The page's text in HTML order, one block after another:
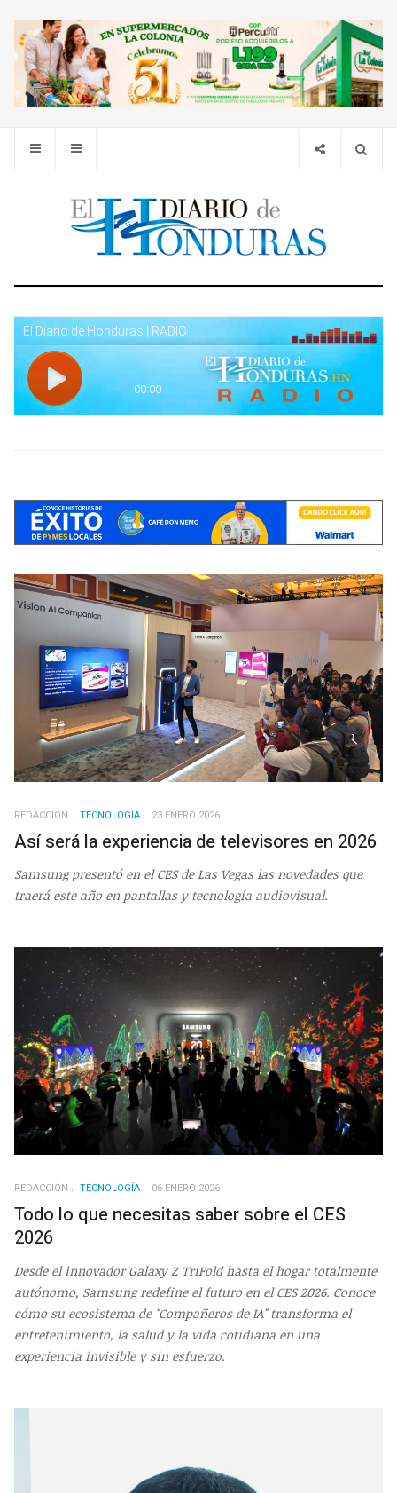
REDACCIÓN TECNOLOGÍA 23 ENERO 2026
Así será la experiencia de televisores en 2026
Samsung presentó en el CES de Las Vegas las novedades que
traerá este año en pantallas y tecnología audiovisual.
REDACCIÓN TECNOLOGÍA 06 ENERO 2026
Todo lo que necesitas saber sobre el CES
2026
Desde el innovador Galaxy Z TriFold hasta el hogar totalmente
autónomo, Samsung redefine el futuro en el CES 2026. Conoce
cómo su ecosistema de "Compañeros de IA" transforma el
entretenimiento, la salud y la vida cotidiana en una
experiencia invisible y sin esfuerzo.